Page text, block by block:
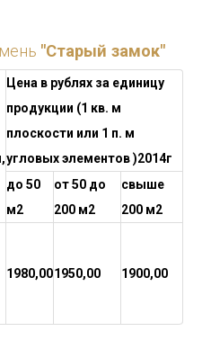
"Старый замок"
Цена в рублях за единицу
продукции (1 кв. м
плоскости или 1 п. м
угловых элементов )2014г
до 50
м2
от 50 до
200 м2
свыше
200 м2
1980,001950,00 1900,00